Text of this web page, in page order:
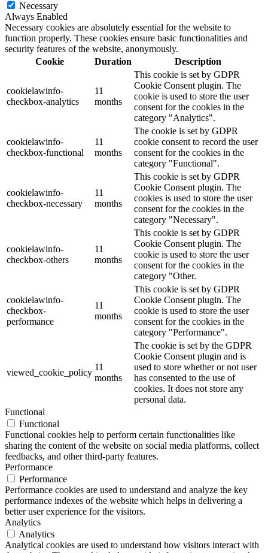
Necessary
Always Enabled
Necessary cookies are absolutely essential for the website to
function properly. These cookies ensure basic functionalities and
security features of the website, anonymously.
Cookie
Duration Description
cookielawinfo-
checkbox-analytics
11
months
This cookie is set by GDPR
Cookie Consent plugin. The
cookie is used to store the user
consent for the cookies in the
category "Analytics".
cookielawinfo-
checkbox-functional
11
months
The cookie is set by GDPR
cookie consent to record the user
consent for the cookies in the
category "Functional".
cookielawinfo-
checkbox-necessary
11
months
This cookie is set by GDPR
Cookie Consent plugin. The
cookies is used to store the user
consent for the cookies in the
category "Necessary".
cookielawinfo-
checkbox-others
11
months
This cookie is set by GDPR
Cookie Consent plugin. The
cookie is used to store the user
consent for the cookies in the
category "Other.
cookielawinfo-
checkbox-
performance
11
months
This cookie is set by GDPR
Cookie Consent plugin. The
cookie is used to store the user
consent for the cookies in the
category "Performance".
viewed_cookie_policy
11
months
The cookie is set by the GDPR
Cookie Consent plugin and is
used to store whether or not user
has consented to the use of
cookies. It does not store any
personal data.
Functional
Functional
Functional cookies help to perform certain functionalities like
sharing the content of the website on social media platforms, collect
feedbacks, and other third-party features.
Performance
Performance
Performance cookies are used to understand and analyze the key
performance indexes of the website which helps in delivering a
better user experience for the visitors.
Analytics
Analytics
Analytical cookies are used to understand how visitors interact with